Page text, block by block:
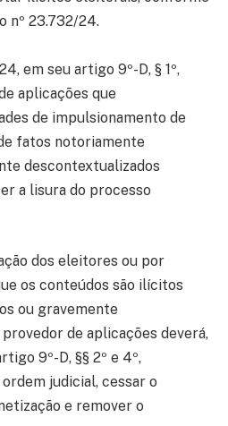
nº 23.732/24.
em seu artigo 9º-D, § 1º,
aplicações que
de impulsionamento de
fatos notoriamente
descontextualizados
a lisura do processo
dos eleitores ou por
os conteúdos são ilícitos
ou gravemente
de aplicações deverá,
9º-D, §§ 2º e 4º,
judicial, cessar o
e remover o